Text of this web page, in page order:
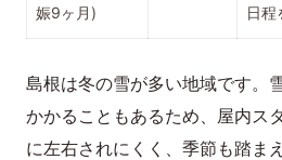
娠9ヶ月)
日程
島根は冬の雪が多い地域です。
かかることもあるため、屋内ス
に左右されにくく、季節も踏ま